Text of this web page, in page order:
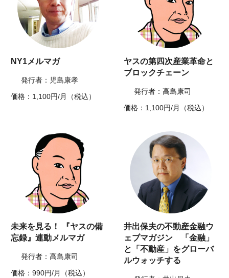
NY1メルマガ
発行者：児島康孝
価格：1,100円/月（税込）
ヤスの第四次産業革命と
ブロックチェーン
発行者：高島康司
価格：1,100円/月（税込）
未来を見る！ 『ヤスの備
忘録』連動メルマガ
発行者：高島康司
価格：990円/月（税込）
井出保夫の不動産金融ウ
ェブマガジン 「金融」
と「不動産」をグローバ
ルウォッチする